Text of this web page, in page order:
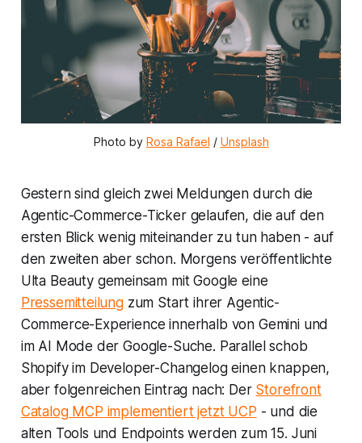
Photo by Rosa Rafael / Unsplash
Gestern sind gleich zwei Meldungen durch die
Agentic-Commerce-Ticker gelaufen, die auf den
ersten Blick wenig miteinander zu tun haben - auf
den zweiten aber schon. Morgens veröffentlichte
Ulta Beautygemeinsam mitGoogle eine
Pressemitteilungzum Start ihrer Agentic-
Commerce-Experience innerhalb von Geminiund
im AI Mode der Google-Suche. Parallel schob
Shopifyim Developer-Changelog einen knappen,
aber folgenreichen Eintrag nach: Der Storefront
Catalog MCP implementiert jetzt UCP - und die
alten Tools und Endpoints werden zum 15. Juni